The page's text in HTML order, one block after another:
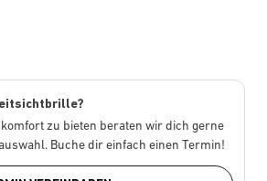
zu bieten beraten wir dich gerne
Buche dir einfach einen Termin!